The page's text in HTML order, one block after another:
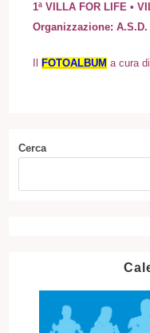
1ª VILLA FOR LIFE •
Organizzazione: A.S.D.
FOTOALBUM a cura
Cerca